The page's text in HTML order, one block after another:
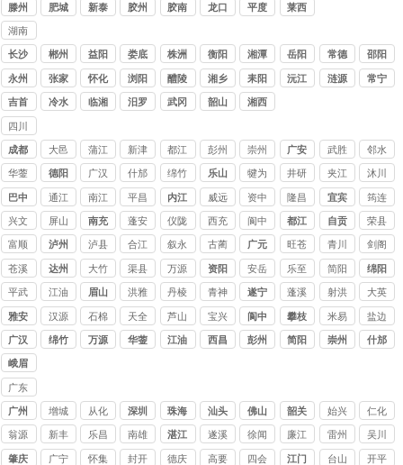
滕州 肥城 新泰 胶州 胶南 龙口 平度 莱西
湖南
讨债
公司
长沙 郴州 益阳 娄底 株洲 衡阳 湘潭 岳阳 常德 邵阳
永州
张家
界
怀化 浏阳 醴陵 湘乡 耒阳 沅江 涟源 常宁
吉首
冷水
临湘 汨罗 武冈 韶山 湘西
四川
讨债
公司
成都 大邑 蒲江 新津
都江
堰
彭州 崇州 广安 武胜 邻水
华蓥 德阳 广汉 什邡 绵竹 乐山 犍为 井研 夹江 沐川
巴中 通江 南江 平昌 内江 威远 资中 隆昌 宜宾 筠连
兴文 屏山 南充 蓬安 仪陇 西充 阆中
都江
堰
自贡 荣县
富顺 泸州 泸县 合江 叙永 古蔺 广元 旺苍 青川 剑阁
苍溪 达州 大竹 渠县 万源 资阳 安岳 乐至 简阳 绵阳
平武 江油 眉山 洪雅 丹棱 青神 遂宁 蓬溪 射洪 大英
雅安 汉源 石棉 天全 芦山 宝兴 阆中
攀枝
花
米易 盐边
广汉 绵竹 万源 华蓥 江油 西昌 彭州 简阳 崇州 什邡
峨眉
山
广东
讨债
公司
广州 增城 从化 深圳 珠海 汕头 佛山 韶关 始兴 仁化
翁源 新丰 乐昌 南雄 湛江 遂溪 徐闻 廉江 雷州 吴川
肇庆 广宁 怀集 封开 德庆 高要 四会 江门 台山 开平